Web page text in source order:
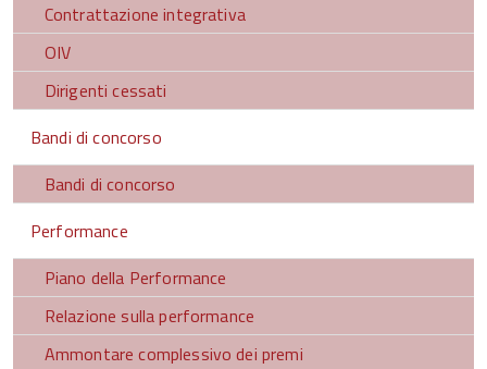
Contrattazione integrativa
OIV
Dirigenti cessati
Bandi di concorso
Bandi di concorso
Performance
Piano della Performance
Relazione sulla performance
Ammontare complessivo dei premi